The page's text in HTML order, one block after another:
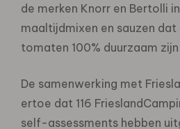
de merken Knorr en Bertolli
maaltijdmixen en sauzen
tomaten 100% duurzaam
De samenwerking met
ertoe dat 116
self-assessments hebben